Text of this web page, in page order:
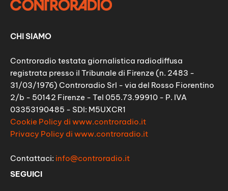
CHI SIAMO
Controradio testata giornalistica radiodiffusa
registrata presso il Tribunale di Firenze (n. 2483 -
31/03/1976) Controradio Srl - via del Rosso Fiorentino
2/b - 50142 Firenze - Tel 055.73.99910 - P. IVA
03353190485 - SDI: M5UXCR1
Cookie Policy di www.controradio.it
Privacy Policy di www.controradio.it
Contattaci: info@controradio.it
SEGUICI